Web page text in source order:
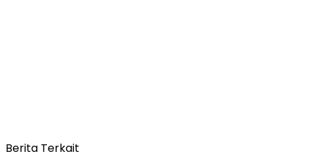
Berita Terkait